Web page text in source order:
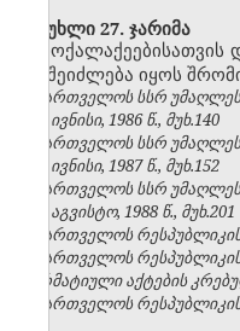
მუხლი 27. ჯარიმა
არ შეიძლება იყოს
საქართველოს სსრ
№6, ივნისი, 1986 წ., მუხ.140
საქართველოს სსრ
№6, ივნისი, 1987 წ., მუხ.152
საქართველოს სსრ
№8, აგვისტო, 1988 წ., მუხ.201
საქართველოს
საქართველოს
ნორმატიული აქტების
საქართველოს